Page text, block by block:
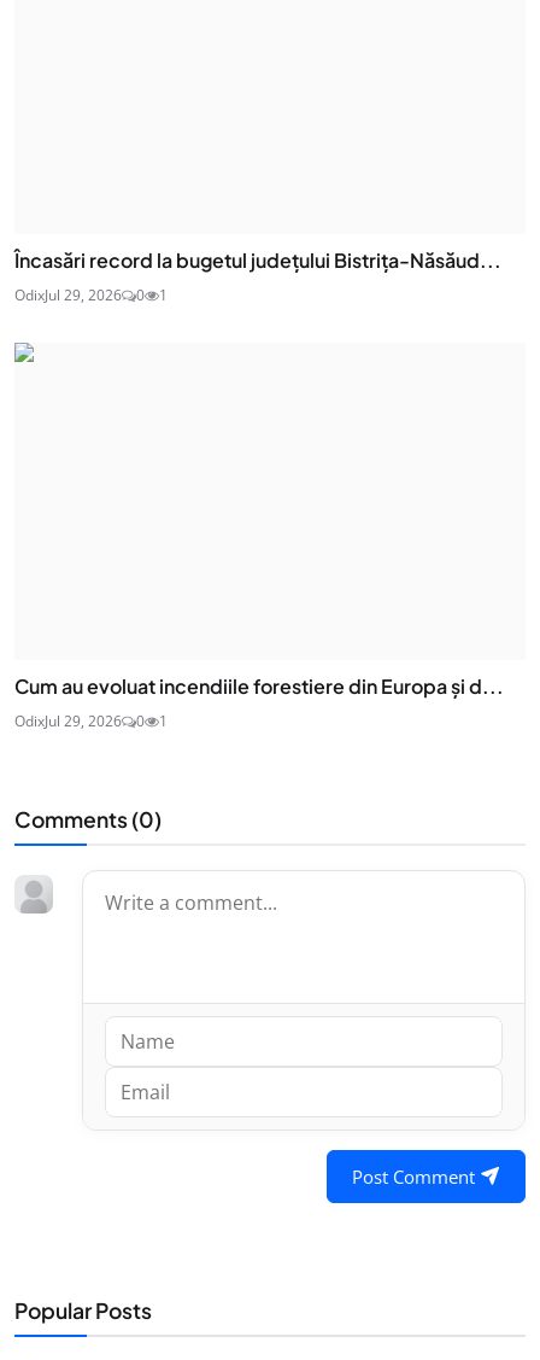
Încasări record la bugetul județului Bistrița-Năsăud...
OdixJul 29, 2026 0 1
Cum au evoluat incendiile forestiere din Europa și d...
OdixJul 29, 2026 0 1
Comments (0)
Post Comment
Popular Posts